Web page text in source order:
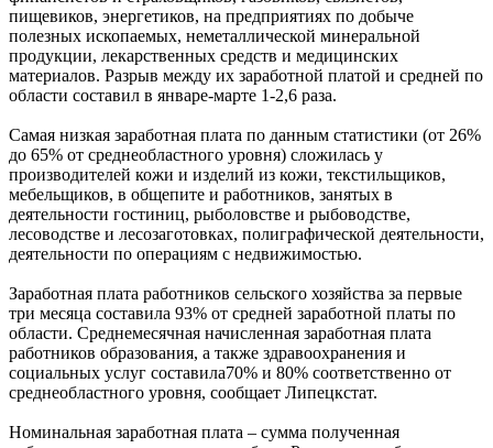
пищевиков, энергетиков, на предприятиях по добыче
полезных ископаемых, неметаллической минеральной
продукции, лекарственных средств и медицинских
материалов. Разрыв между их заработной платой и средней по
области составил в январе-марте 1-2,6 раза.
Самая низкая заработная плата по данным статистики (от 26%
до 65% от среднеобластного уровня) сложилась у
производителей кожи и изделий из кожи, текстильщиков,
мебельщиков, в общепите и работников, занятых в
деятельности гостиниц, рыболовстве и рыбоводстве,
лесоводстве и лесозаготовках, полиграфической деятельности,
деятельности по операциям с недвижимостью.
Заработная плата работников сельского хозяйства за первые
три месяца составила 93% от средней заработной платы по
области. Среднемесячная начисленная заработная плата
работников образования, а также здравоохранения и
социальных услуг составила70% и 80% соответственно от
среднеобластного уровня, сообщает Липецкстат.
Номинальная заработная плата – сумма полученная